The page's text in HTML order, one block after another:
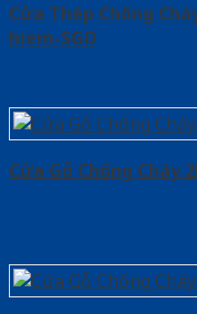
Cửa Thép Chống
hiem-SGD
Cửa Gỗ Chống Cháy